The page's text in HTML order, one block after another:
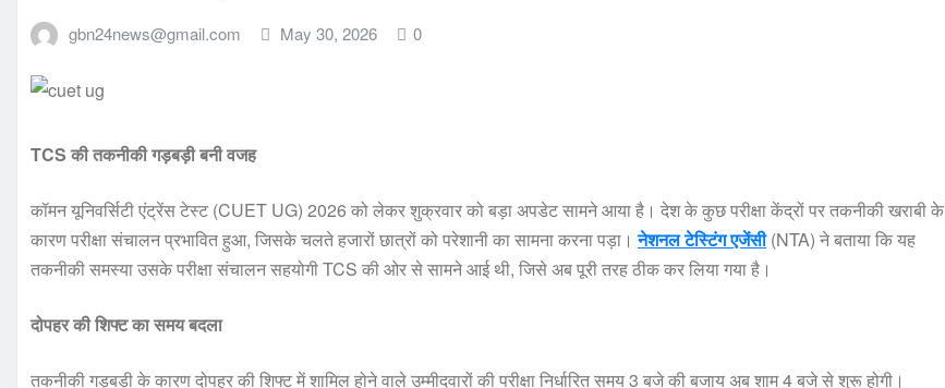
gbn24news@gmail.com May 30, 2026 0
TCS की तकनीकी गड़बड़ी बनी वजह
कॉमन यूनिवर्सिटी एंट्रेंस टेस्ट (CUET UG) 2026 को लेकर शुक्रवार को बड़ा अपडेट सामने आया है। देश के कुछ परीक्षा केंद्रों पर तकनीकी खराबी के
कारण परीक्षा संचालन प्रभावित हुआ, जिसके चलते हजारों छात्रों को परेशानी का सामना करना पड़ा।नेशनल टेस्टिंग एजेंसी(NTA) ने बताया कि यह
तकनीकी समस्या उसके परीक्षा संचालन सहयोगी TCS की ओर से सामने आई थी, जिसे अब पूरी तरह ठीक कर लिया गया है।
दोपहर की शिफ्ट का समय बदला
तकनीकी गड़बड़ी के कारण दोपहर की शिफ्ट में शामिल होने वाले उम्मीदवारों की परीक्षा निर्धारित समय 3 बजे की बजाय अब शाम 4 बजे से शुरू होगी।